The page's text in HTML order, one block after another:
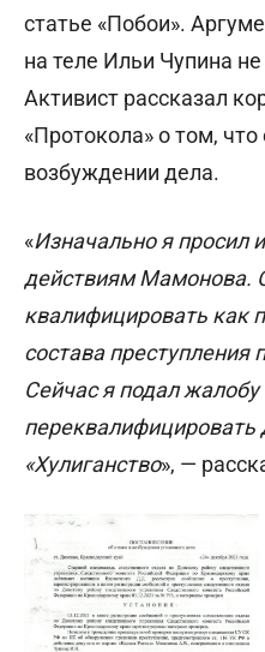
статье «Побои».
на теле Ильи Чупина
Активист рассказал
«Протокола» о том,
возбуждении дела.
«Изначально я просил
действиям Мамонова.
квалифицировать как
состава преступления
Сейчас я подал
переквалифицировать
«Хулиганство», —